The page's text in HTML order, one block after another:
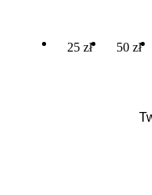
25 zł 50 zł